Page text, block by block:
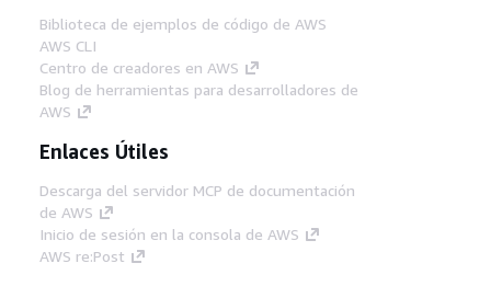
Biblioteca de ejemplos de código de AWS
AWS CLI
Centro de creadores en AWS
Blog de herramientas para desarrolladores de
AWS
Enlaces Útiles
Descarga del servidor MCP de documentación
de AWS
Inicio de sesión en la consola de AWS
AWS re:Post